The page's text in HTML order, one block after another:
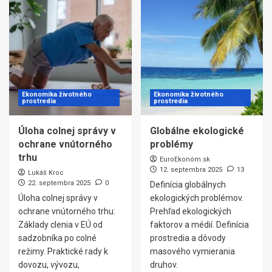
Ekonomika životného
prostredia
Úloha colnej správy v
ochrane vnútorného
trhu
Lukáš Kroc
22. septembra 2025
0
Úloha colnej správy v
ochrane vnútorného trhu:
Základy clenia v EÚ od
sadzobníka po colné
režimy. Praktické rady k
dovozu, vývozu,
Ekonomika životného
prostredia
Globálne ekologické
problémy
EuroEkonóm.sk
12. septembra 2025
13
Definícia globálnych
ekologických problémov.
Prehľad ekologických
faktorov a médií. Definícia
prostredia a dôvody
masového vymierania
druhov.